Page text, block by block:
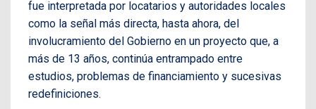
fue interpretada por locatarios y autoridades locales
como la señal más directa, hasta ahora, del
involucramiento del Gobierno en un proyecto que, a
más de 13 años, continúa entrampado entre
estudios, problemas de financiamiento y sucesivas
redefiniciones.